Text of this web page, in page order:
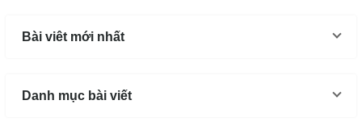
Bài viêt mới nhất
Danh mục bài viết